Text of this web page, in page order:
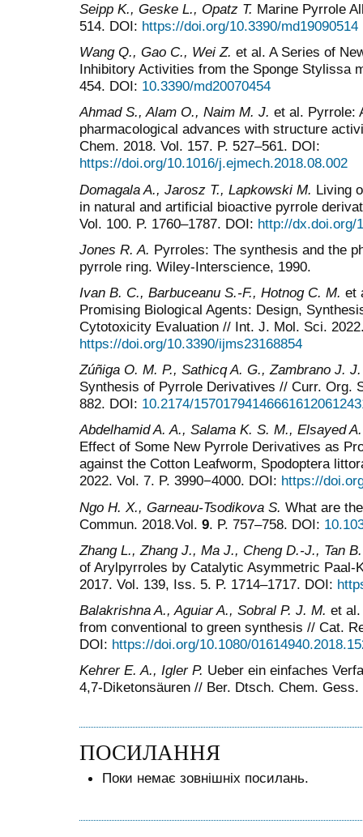
Seipp K., Geske L., Opatz T. Marine Pyrrole
514. DOI: https://doi.org/10.3390/md19090514
Wang Q., Gao C., Wei Z. et al. A Series of
Inhibitory Activities from the Sponge Stylissa
454. DOI: 10.3390/md20070454
AhmadS., Alam O., Naim M. J. et al. Pyrrole:
pharmacological advances with structure
Chem. 2018. Vol. 157. P. 527–561. DOI:
https://doi.org/10.1016/j.ejmech.2018.08.002
Domagala A., Jarosz T., Lapkowski M. Living
in natural and artificial bioactive pyrrole
Vol. 100. P. 1760–1787. DOI: http://dx.doi.org/
Jones R. A. Pyrroles: The synthesis and the
pyrrole ring. Wiley-Interscience, 1990.
Ivan B. C., Barbuceanu S.-F., Hotnog C. M. et
Promising Biological Agents: Design,
Cytotoxicity Evaluation // Int. J. Mol. Sci.
https://doi.org/10.3390/ijms23168854
Zúñiga O. M. P., SathicqA. G., Zambrano J. J.
Synthesis of Pyrrole Derivatives // Curr. Org.
882. DOI: 10.2174/
AbdelhamidA.A., Salama K. S. M., ElsayedA
Effect of Some New Pyrrole Derivatives as
against the Cotton Leafworm, Spodoptera
2022. Vol. 7. P. 3990−4000. DOI: https://
Ngo H. X., Garneau-Tsodikova S. What are
Commun. 2018.Vol. 9. P. 757–758. DOI:
ZhangL., ZhangJ., Ma J., ChengD.-J., Tan B.
of Arylpyrroles by Catalytic Asymmetric Paal-
2017. Vol. 139, Iss. 5. P. 1714–1717. DOI:
Balakrishna A., AguiarA., Sobral P. J. M. et
from conventional to green synthesis // Cat.
DOI: https://doi.org/10.1080/
Kehrer E. A., Igler P. Ueber ein einfaches
4,7-Diketonsäuren // Ber. Dtsch. Chem. Gess.
ПОСИЛАННЯ
Поки немає зовнішніх посилань.